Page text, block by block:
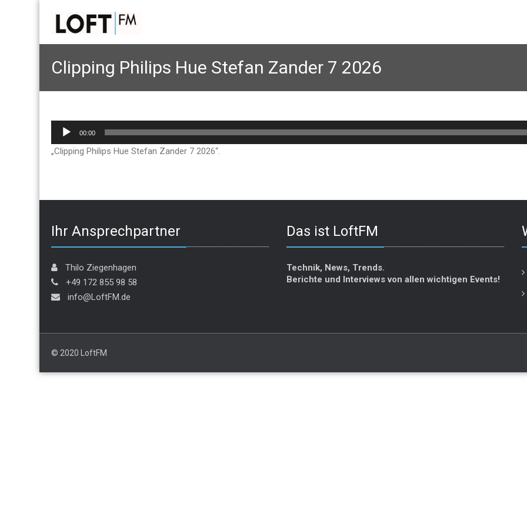
Clipping Philips Hue Stefan Zander 7 2026
Audio-
Player
00:00
„Clipping Philips Hue Stefan Zander 7 2026“.
Ihr Ansprechpartner
Thilo Ziegenhagen
+49 172 855 98 58
info@LoftFM.de
Das ist LoftFM
Technik, News, Trends.
Berichte und Interviews von allen wichtigen Events!
© 2020 LoftFM